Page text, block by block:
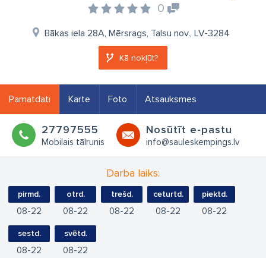
0
Bākas iela 28A, Mērsrags, Talsu nov., LV-3284
Kā nokļūt?
Pamatdati Karte Foto Atsauksmes
27797555
Mobilais tālrunis
Nosūtīt e-pastu
info@sauleskempings.lv
Darba laiks:
pirmd.
08 22
otrd.
08 22
trešd.
08 22
ceturtd.
08 22
piektd.
08 22
sestd.
08 22
svētd.
08 22